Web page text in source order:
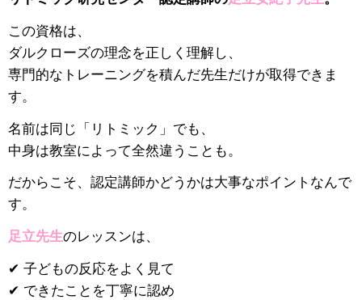
この資格は、
ダルクローズの理念を正しく理解し、
専門的なトレーニングを積んだ先生だけが取得できま
す。
名前は同じ「リトミック」でも、
中身は教室によって全然違うことも。
だからこそ、認定講師かどうかは大事なポイントなんで
す。
足立先生のレッスンは、
✔ 子どもの反応をよく見て
✔ できたことを丁寧に認め